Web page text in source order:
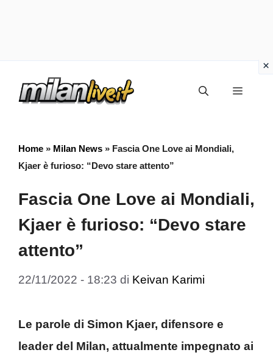
Menu
Home » Milan News » Fascia One Love ai Mondiali,
Kjaer è furioso: “Devo stare attento”
Fascia One Love ai Mondiali,
Kjaer è furioso: “Devo stare
attento”
22/11/2022 - 18:23 di Keivan Karimi
Le parole di Simon Kjaer, difensore e
leader del Milan, attualmente impegnato ai